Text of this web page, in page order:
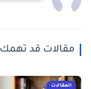
مقالات قد تهمك
المقالات